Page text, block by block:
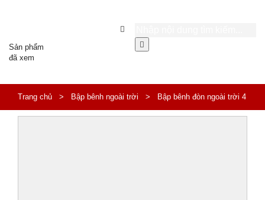
Sản phẩm
đã xem
Trang chủ > Bập bênh ngoài trời > Bập bênh đòn ngoài trời 4